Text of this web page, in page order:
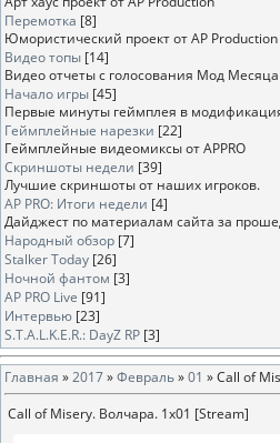
Перемотка [8]
Юмористический проект от AP Production
Видео топы [14]
Видео отчеты с голосования Мод Месяца
Начало игры [45]
Первые минуты геймплея в
Геймплейные нарезки [22]
Геймплейные видеомиксы от APPRO
Скриншоты недели [39]
Лучшие скриншоты от наших игроков.
AP PRO: Итоги недели [4]
Дайджест по материалам сайта за
Народный обзор [7]
Stalker Today [26]
Ночной фантом [3]
AP PRO Live [91]
Интервью [23]
S.T.A.L.K.E.R.: DayZ RP [3]
Главная »2017»Февраль»01 » Call of
Call of Misery. Волчара. 1x01 [Stream]